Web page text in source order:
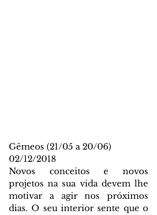
Gêmeos (21/05 a 20/06)
02/12/2018
Novos conceitos e novos
projetos na sua vida devem lhe
motivar a agir nos próximos
dias. O seu interior sente que o